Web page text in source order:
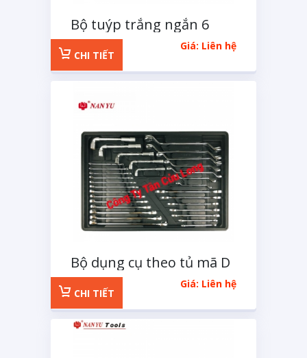
Bộ tuýp trắng ngắn 6
cạnh 1/2 inchs 14 chi tiết
Giá: Liên hệ
CHI TIẾT
Bộ dụng cụ theo tủ mã D
32 chi tiết
Giá: Liên hệ
CHI TIẾT